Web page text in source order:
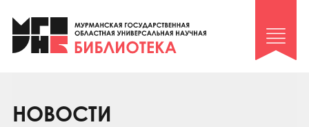
Клуб «Гиря и сельдерей»
Клуб «Семейный архив»
Коллегам
НОВОСТИ